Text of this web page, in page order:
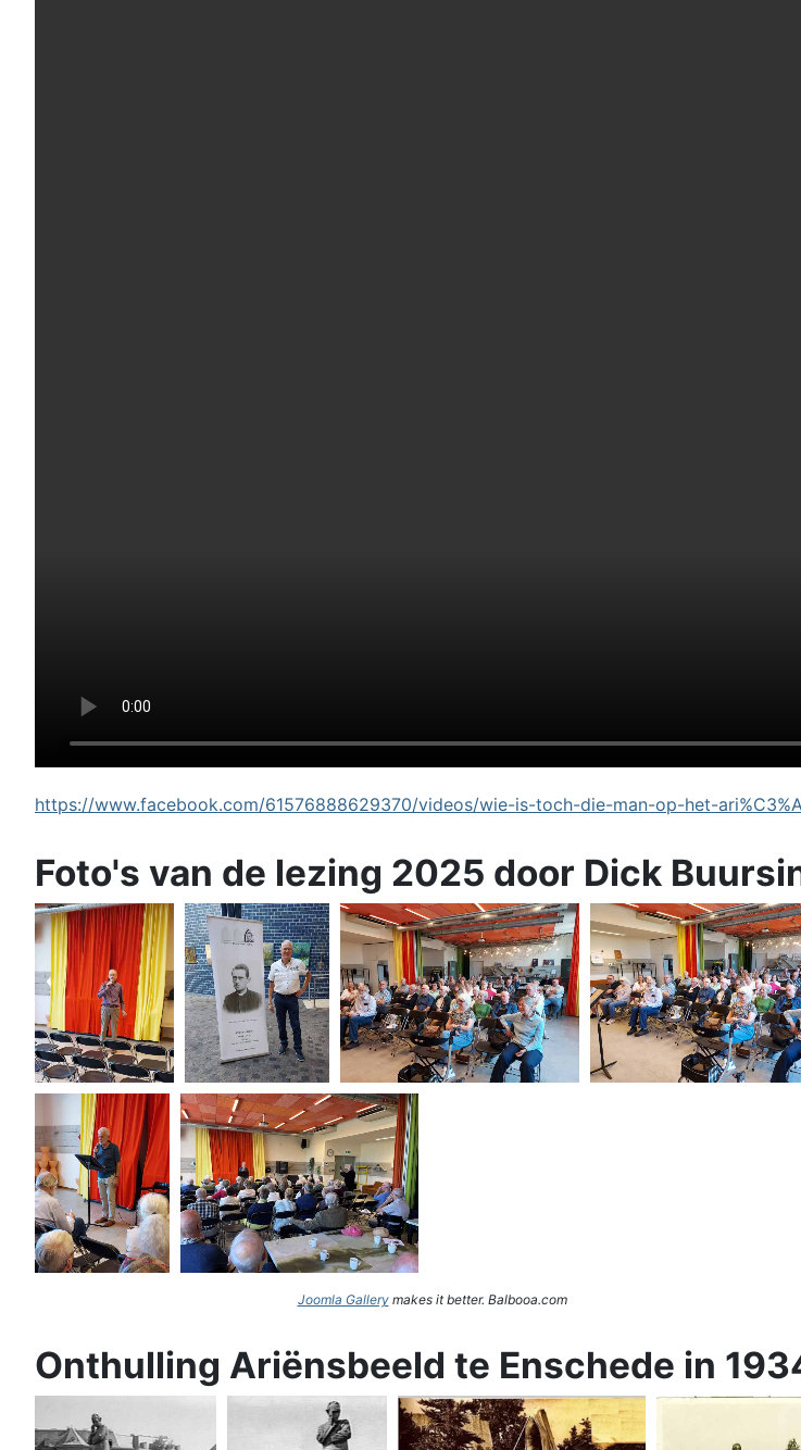
https://www.facebook.com/61576888629370/videos/wie-is-toch-die-man-op-het-
Foto's van de lezing 2025 door Dick
Joomla Gallerymakes it better. Balbooa.com
Onthulling Ariënsbeeld te Enschede in